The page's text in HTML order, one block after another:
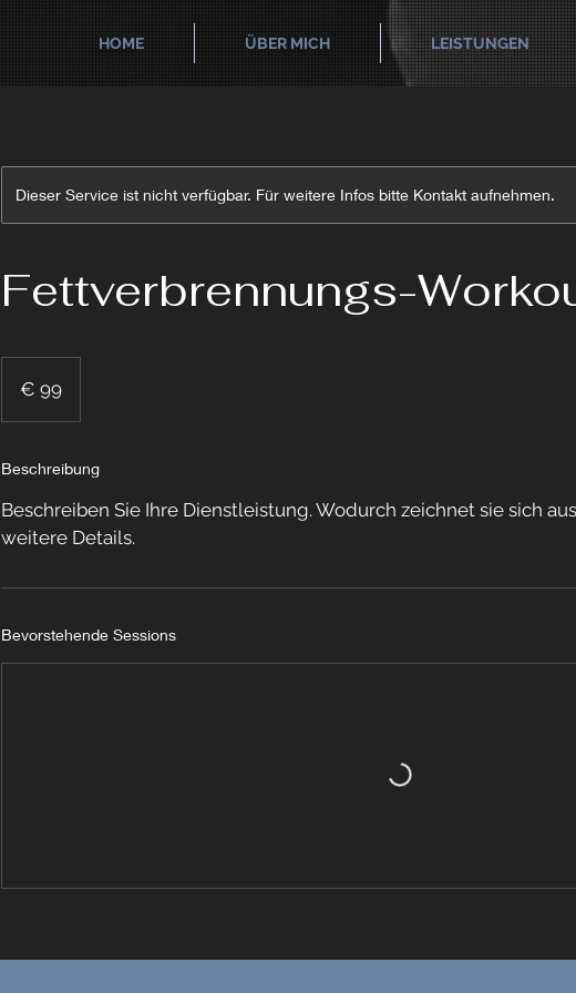
HOME ÜBER MICH LEISTUNGEN
Dieser Service ist nicht verfügbar. Für weitere Infos bitte Kontakt aufnehmen.
Fettverbrennungs-
€ 99
Beschreibung
Beschreiben Sie Ihre Dienstleistung. Wodurch zeichnet sie sich
weitere Details.
Bevorstehende Sessions